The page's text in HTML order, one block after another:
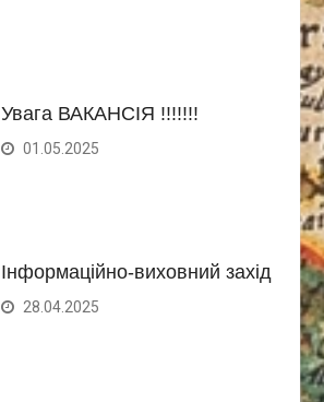
Увага ВАКАНСІЯ !!!!!!!
01.05.2025
Інформаційно-виховний захід
28.04.2025